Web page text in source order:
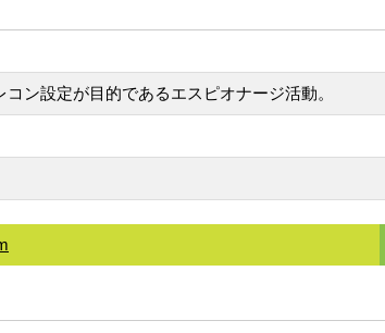
ン設定が目的であるエスピオナージ活動。